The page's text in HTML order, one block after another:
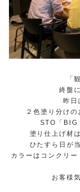
「
終盤
昨日
２色塗り分け
STO「BIG
塗り仕上げ材
ひたすら日が
カラーはコンクリ
お客様